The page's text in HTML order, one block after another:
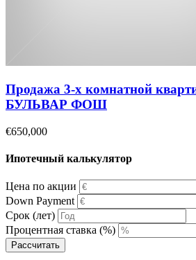
Продажа 3-х комнатной
БУЛЬВАР ФОШ
€650,000
Ипотечный калькулятор
Цена по акции
Down Payment
Срок (лет)
Процентная ставка (%)
Рассчитать